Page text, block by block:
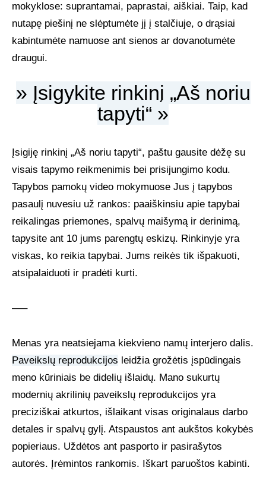
MENO OBJEKTAI
TAPYBOS PAMOKOS
mokyklose: suprantamai, paprastai, aiškiai. Taip, kad
nutapę piešinį ne slėptumėte jį į stalčiuje, o drąsiai
kabintumėte namuose ant sienos ar dovanotumėte
draugui.
» Įsigykite rinkinį „Aš noriu
tapyti“ »
Įsigiję rinkinį „Aš noriu tapyti“, paštu gausite dėžę su
visais tapymo reikmenimis bei prisijungimo kodu.
Tapybos pamokų video mokymuose Jus į tapybos
pasaulį nuvesiu už rankos: paaiškinsiu apie tapybai
reikalingas priemones, spalvų maišymą ir derinimą,
tapysite ant 10 jums parengtų eskizų. Rinkinyje yra
viskas, ko reikia tapybai. Jums reikės tik išpakuoti,
atsipalaiduoti ir pradėti kurti.
—–
Menas yra neatsiejama kiekvieno namų interjero dalis.
Paveikslų reprodukcijos leidžia grožėtis įspūdingais
meno kūriniais be didelių išlaidų. Mano sukurtų
modernių akrilinių paveikslų reprodukcijos yra
preciziškai atkurtos, išlaikant visas originalaus darbo
detales ir spalvų gylį. Atspaustos ant aukštos kokybės
popieriaus. Uždėtos ant pasporto ir pasirašytos
autorės. Įrėmintos rankomis. Iškart paruoštos kabinti.